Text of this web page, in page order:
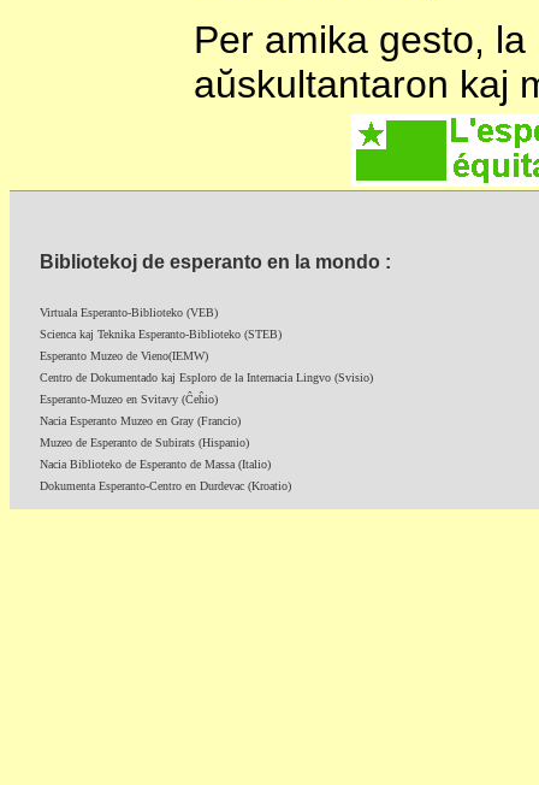
Per amika gesto,
aŭskultantaron kaj
Bibliotekoj de esperanto en la mondo :
Virtuala Esperanto-Biblioteko (VEB)
Scienca kaj Teknika Esperanto-Biblioteko (STEB)
Esperanto Muzeo de Vieno(IEMW)
Centro de Dokumentado kaj Esploro de la Internacia Lingvo (Svisio)
Esperanto-Muzeo en Svitavy (Ĉeĥio)
Nacia Esperanto Muzeo en Gray (Francio)
Muzeo de Esperanto de Subirats (Hispanio)
Nacia Biblioteko de Esperanto de Massa (Italio)
Dokumenta Esperanto-Centro en Durdevac (Kroatio)